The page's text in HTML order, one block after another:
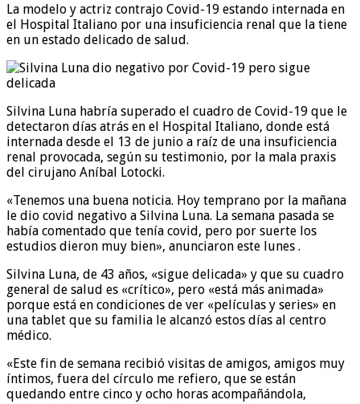
La modelo y actriz contrajo Covid-19 estando internada en
el Hospital Italiano por una insuficiencia renal que la tiene
en un estado delicado de salud.
Silvina Luna habría superado el cuadro de Covid-19 que le
detectaron días atrás en el Hospital Italiano, donde está
internada desde el 13 de junio a raíz de una insuficiencia
renal provocada, según su testimonio, por la mala praxis
del cirujano Aníbal Lotocki.
«Tenemos una buena noticia. Hoy temprano por la mañana
le dio covid negativo a Silvina Luna. La semana pasada se
había comentado que tenía covid, pero por suerte los
estudios dieron muy bien», anunciaron este lunes .
Silvina Luna, de 43 años, «sigue delicada» y que su cuadro
general de salud es «crítico», pero «está más animada»
porque está en condiciones de ver «películas y series» en
una tablet que su familia le alcanzó estos días al centro
médico.
«Este fin de semana recibió visitas de amigos, amigos muy
íntimos, fuera del círculo me refiero, que se están
quedando entre cinco y ocho horas acompañándola,